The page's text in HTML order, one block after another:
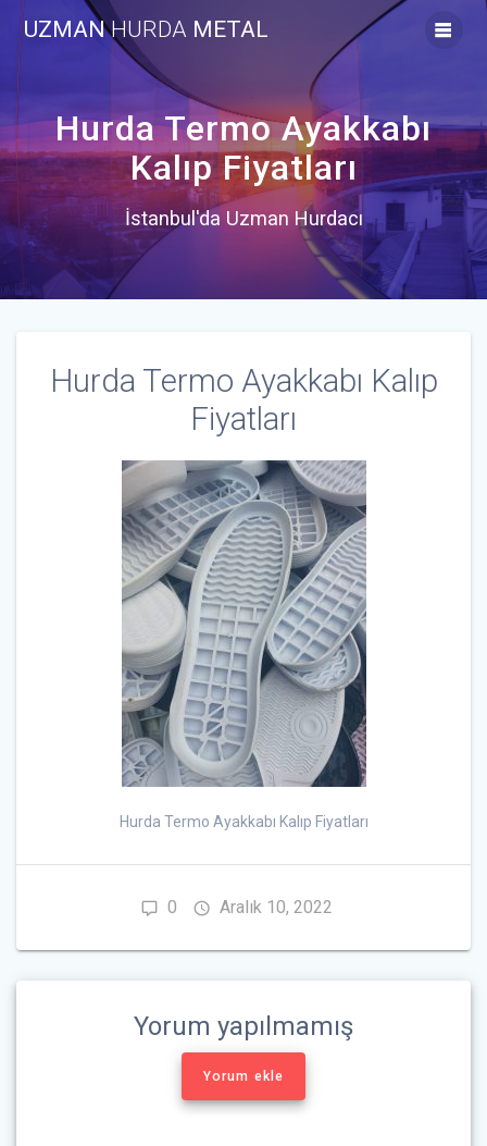
to
UZMANHURDA METAL
Hurda Termo Ayakkabı
Kalıp Fiyatları
İstanbul'da Uzman Hurdacı
Hurda Termo Ayakkabı Kalıp
Fiyatları
Hurda Termo Ayakkabı Kalıp Fiyatları
0 Aralık 10, 2022
Yorum yapılmamış
Yorum ekle